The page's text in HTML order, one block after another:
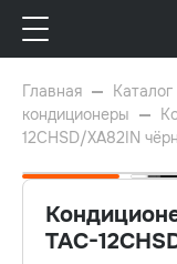
Главная Каталог
кондиционеры
12CHSD/XA82IN
TAC-